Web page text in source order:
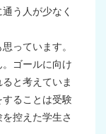
う人が少なく
っています。
ゴールに向け
と考えていま
ることは受験
控えた学生さ